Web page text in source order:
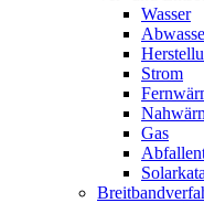
Wasser
Strom
Gas